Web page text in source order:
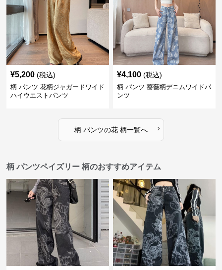
¥5,200 (税込)
柄 パンツ 花柄ジャガードワイド
ハイウエストパンツ
¥4,100 (税込)
柄 パンツ 薔薇柄デニムワイドパ
ンツ
柄 パンツの花 柄一覧へ ›
柄 パンツペイズリー 柄のおすすめアイテム